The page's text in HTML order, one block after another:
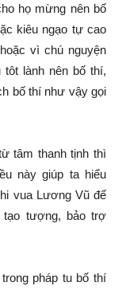
họ mừng nên bố
kiêu ngạo tự cao
vì chú nguyện
lành nên bố thí,
bố thí như vậy gọi
tâm thanh tịnh thì
này giúp ta hiểu
vua Lương Vũ đế
tạo tượng, bảo trợ
pháp tu bố thí